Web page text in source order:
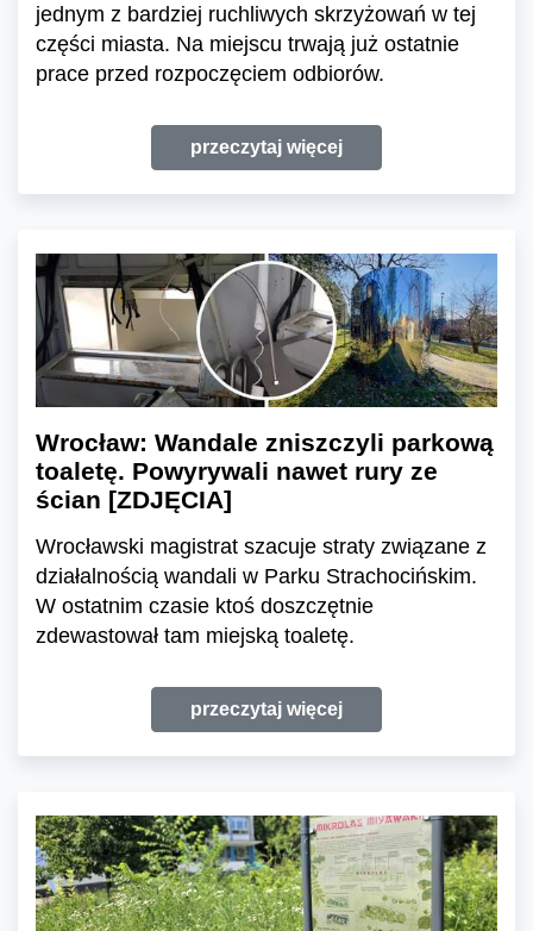
jednym z bardziej ruchliwych skrzyżowań w tej
części miasta. Na miejscu trwają już ostatnie
prace przed rozpoczęciem odbiorów.
przeczytaj więcej
Wrocław: Wandale zniszczyli parkową
toaletę. Powyrywali nawet rury ze
ścian [ZDJĘCIA]
Wrocławski magistrat szacuje straty związane z
działalnością wandali w Parku Strachocińskim.
W ostatnim czasie ktoś doszczętnie
zdewastował tam miejską toaletę.
przeczytaj więcej